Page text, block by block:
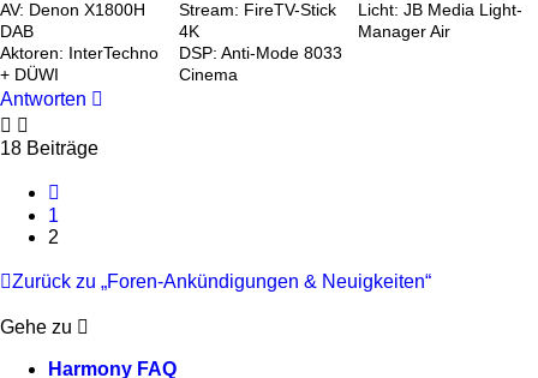
AV: Denon X1800H
DAB
Stream: FireTV-Stick
4K
Licht: JB Media Light-
Manager Air
Aktoren: InterTechno
+ DÜWI
DSP: Anti-Mode 8033
Cinema
Antworten
18 Beiträge
1
2
Zurück zu „Foren-Ankündigungen & Neuigkeiten“
Gehe zu
Harmony FAQ